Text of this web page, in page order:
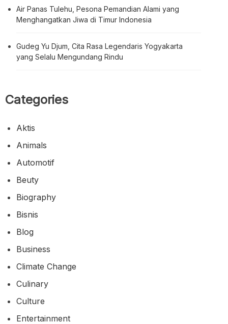
Air Panas Tulehu, Pesona Pemandian Alami yang
Menghangatkan Jiwa di Timur Indonesia
Gudeg Yu Djum, Cita Rasa Legendaris Yogyakarta
yang Selalu Mengundang Rindu
Categories
Aktis
Animals
Automotif
Beuty
Biography
Bisnis
Blog
Business
Climate Change
Culinary
Culture
Entertainment